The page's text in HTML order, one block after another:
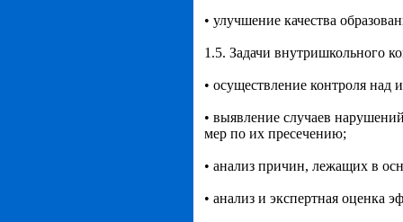
• улучшение качества
1.5. Задачи внутришкольного
• осуществление контроля над
• выявление случаев
мер по их пресечению;
• анализ причин, лежащих в
• анализ и экспертная оценка